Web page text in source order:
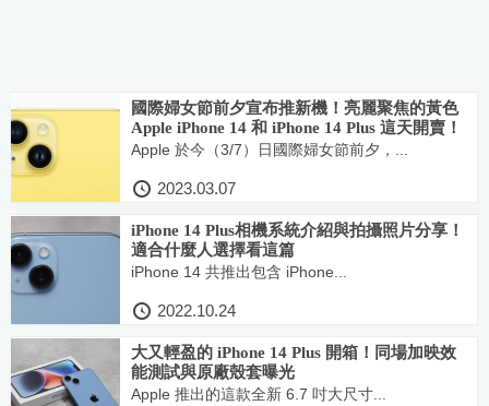
國際婦女節前夕宣布推新機！亮麗聚焦的黃色
Apple iPhone 14 和 iPhone 14 Plus 這天開賣！
Apple 於今（3/7）日國際婦女節前夕，...
2023.03.07
iPhone 14 Plus相機系統介紹與拍攝照片分享！
適合什麼人選擇看這篇
iPhone 14 共推出包含 iPhone...
2022.10.24
大又輕盈的 iPhone 14 Plus 開箱！同場加映效
能測試與原廠殼套曝光
Apple 推出的這款全新 6.7 吋大尺寸...